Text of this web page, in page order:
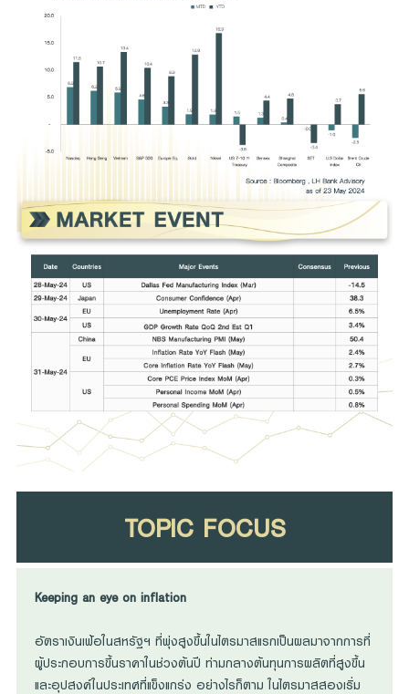
TOPIC FOCUS
Keeping an eye on inflation
อัตราเงินเฟ้อในสหรัฐฯ ที่พุ่งสูงขึ้นในไตรมาสแรกเป็นผลมาจากการที่
ผู้ประกอบการขึ้นราคาในช่วงต้นปี ท่ามกลางต้นทุนการผลิตที่สูงขึ้น
และอุปสงค์ในประเทศที่แข็งแกร่ง อย่างไรก็ตาม ในไตรมาสสองเริ่ม